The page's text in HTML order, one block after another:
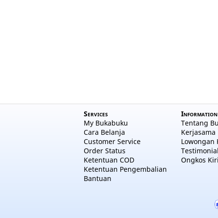
Services
My Bukabuku
Cara Belanja
Customer Service
Order Status
Ketentuan COD
Ketentuan Pengembalian
Bantuan
Information
Tentang
Lowongan
Ongkos